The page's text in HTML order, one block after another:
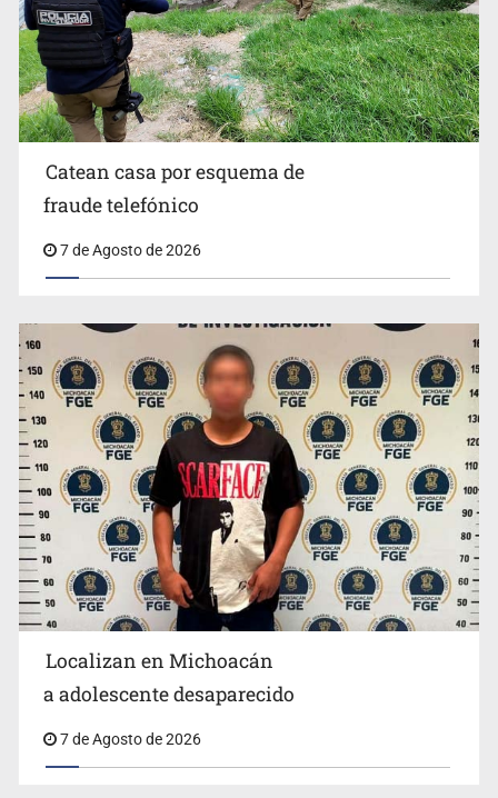
México no está preparado para una intervención
unilateral de EUA contra cárteles
Procesan a el “R1”, presunto líder criminal en Jalisco y
Michoacán
Interpol
Catean casa por esquema de
fraude telefónico
7 de Agosto de 2026
Localizan en Michoacán
a adolescente desaparecido
7 de Agosto de 2026